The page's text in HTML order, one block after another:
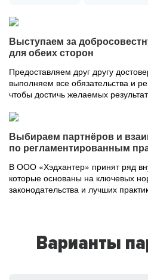
Выступаем за
для обеих сторон
Предоставляем друг другу
выполняем все обязательства и
чтобы достичь желаемых
Выбираем партнёров и
по регламентированным
В ООО «Хэдхантер» принят ряд
которые основаны на ключевых
законодательства и лучших
Варианты